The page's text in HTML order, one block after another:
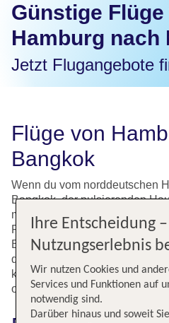
Günstige
Hamburg nach
Jetzt Flugangebote
Flüge von
Bangkok
Wenn du vom norddeutschen
Bangkok, der pulsierenden
möchtest, bietet TUI eine
Flüge verbinden das maritime
Exotik des "Land des
diesen Flug zu buchen, sei es
kulturelle Erbe Bangkoks, die
oder die atemberaubenden
Ihre Entscheidung
Nutzungserlebnis
Wir nutzen Cookies und
Services und Funktionen auf
notwendig sind.
Darüber hinaus und soweit